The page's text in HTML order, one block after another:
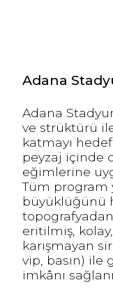
Adana
Adana
ve strüktürü
katmayı
peyzaj içinde
eğimlerine
Tüm program
büyüklüğünü
eritilmiş,
karışmayan
vip, basın) ile
imkânı